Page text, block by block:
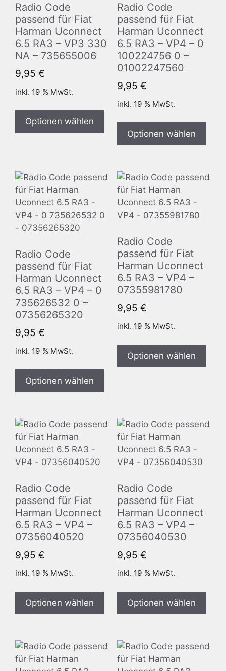
Radio Code
passend für Fiat
Harman Uconnect
6.5 RA3 – VP3 330
NA – 735655006
9,95 €
inkl. 19 % MwSt.
Optionen wählen
Radio Code
passend für Fiat
Harman Uconnect
6.5 RA3 – VP4 – 0
100224756 0 –
01002247560
9,95 €
inkl. 19 % MwSt.
Optionen wählen
Radio Code
passend für Fiat
Harman Uconnect
6.5 RA3 – VP4 – 0
735626532 0 –
07356265320
9,95 €
inkl. 19 % MwSt.
Optionen wählen
Radio Code
passend für Fiat
Harman Uconnect
6.5 RA3 – VP4 –
07355981780
9,95 €
inkl. 19 % MwSt.
Optionen wählen
Radio Code
passend für Fiat
Harman Uconnect
6.5 RA3 – VP4 –
07356040520
9,95 €
inkl. 19 % MwSt.
Optionen wählen
Radio Code
passend für Fiat
Harman Uconnect
6.5 RA3 – VP4 –
07356040530
9,95 €
inkl. 19 % MwSt.
Optionen wählen